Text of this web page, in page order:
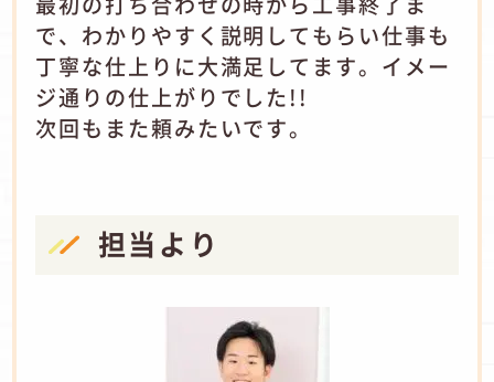
で、わかりやすく説明してもらい仕事も
丁寧な仕上りに大満足してます。イメー
ジ通りの仕上がりでした!!
次回もまた頼みたいです。
担当より